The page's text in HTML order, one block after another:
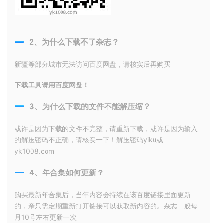
2、为什么下载不了杂志？
新疆等部分城市无法访问百度网盘，请核实后再购买
下载工具请用百度网盘！
3、为什么下载的文件不能解压缩？
或许是因为下载的文件不完整，请重新下载，或许是因为输入
的解压密码不正确，请核实一下！解压密码yiku或
yk1008.com
4、年合集如何更新？
购买最新年合集后，当年内容会持续在该百度链接里面更新
的，亲只需定期重新打开链接可以获取新内容的。杂志一般每
月10号左右更新一次